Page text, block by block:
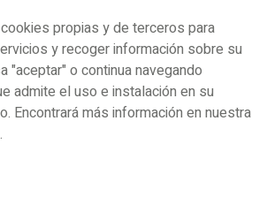
propias y de terceros para
y recoger información sobre su
"aceptar" o continua navegando
admite el uso e instalación en su
Encontrará más información en nuestra
.
privacidad